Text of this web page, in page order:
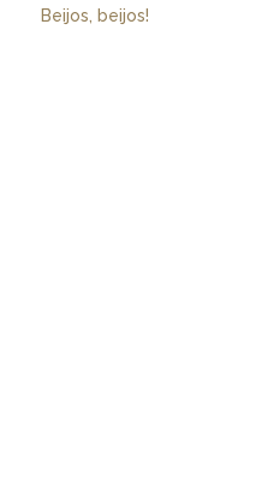
Beijos, beijos!